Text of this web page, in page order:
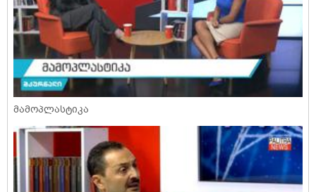
მამოპლასტიკა